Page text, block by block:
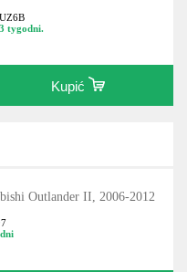
tygodni.
Kupić
Outlander II, 2006-2012